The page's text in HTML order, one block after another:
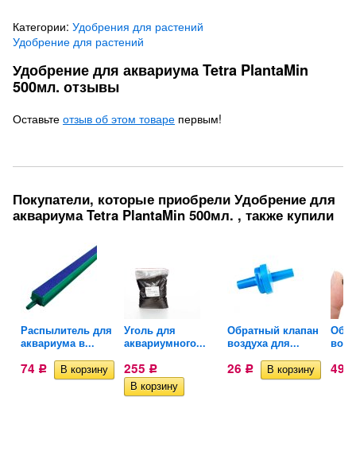
Категории: Удобрения для растений
Удобрение для растений
Удобрение для аквариума Tetra PlantaMin
500мл. отзывы
Оставьте отзыв об этом товаре первым!
Покупатели, которые приобрели Удобрение для
аквариума Tetra PlantaMin 500мл. , также купили
Распылитель для
аквариума в...
74 Р
Уголь для
аквариумного...
255 Р
Обратный клапан
воздуха для...
26 Р 49